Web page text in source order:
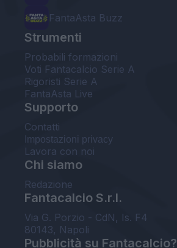
FantaAsta Buzz
Strumenti
Probabili formazioni
Voti Fantacalcio Serie A
Rigoristi Serie A
FantaAsta Live
Supporto
Contatti
Impostazioni privacy
Lavora con noi
Chi siamo
Redazione
Fantacalcio S.r.l.
Via G. Porzio - CdN, Is. F4
80143, Napoli
Pubblicità su Fantacalcio?